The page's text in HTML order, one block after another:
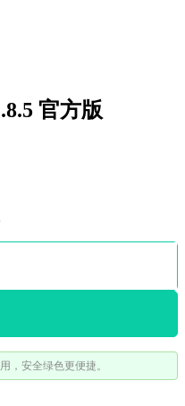
官方版
，安全绿色更便捷。